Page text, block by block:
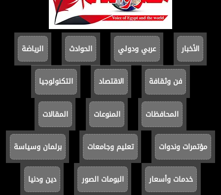
الأخبار عربي ودولي الحوادث الرياضة
فن وثقافة الاقتصاد التكنولوجيا
المحافظات المنوعات المقالات
مؤتمرات وندوات تعليم وجامعات برلمان وسياسة
خدمات وأسعار البومات الصور دين ودنيا